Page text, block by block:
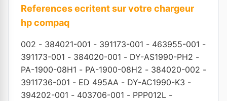
References ecritent sur votre chargeur
hp compaq
002 - 384021-001 - 391173-001 - 463955-001 -
391173-001 - 384020-001 - DY-AS1990-PH2 -
PA-1900-08H1 - PA-1900-08H2 - 384020-002 -
3911736-001 - ED 495AA - DY-AC1990-K3 -
394202-001 - 403706-001 - PPP012L -